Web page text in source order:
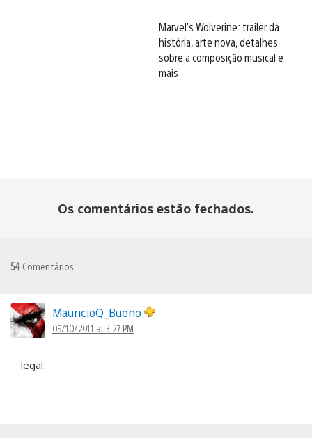
Marvel’s Wolverine: trailer da
história, arte nova, detalhes
sobre a composição musical e
mais
Os comentários estão fechados.
54 Comentários
MauricioQ_Bueno
05/10/2011 at 3:27 PM
legal.